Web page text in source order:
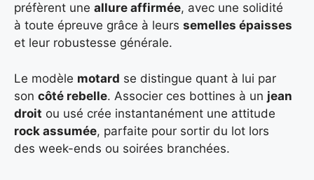
préfèrent une allure affirmée, avec une solidité
à toute épreuve grâce à leurs semelles épaisses
et leur robustesse générale.
Le modèle motard se distingue quant à lui par
son côté rebelle. Associer ces bottines à un jean
droit ou usé crée instantanément une attitude
rock assumée, parfaite pour sortir du lot lors
des week-ends ou soirées branchées.